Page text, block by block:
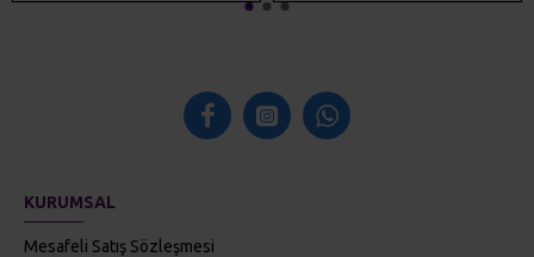
KURUMSAL
Mesafeli Satış Sözleşmesi